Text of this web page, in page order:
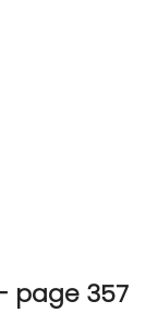
- page 357